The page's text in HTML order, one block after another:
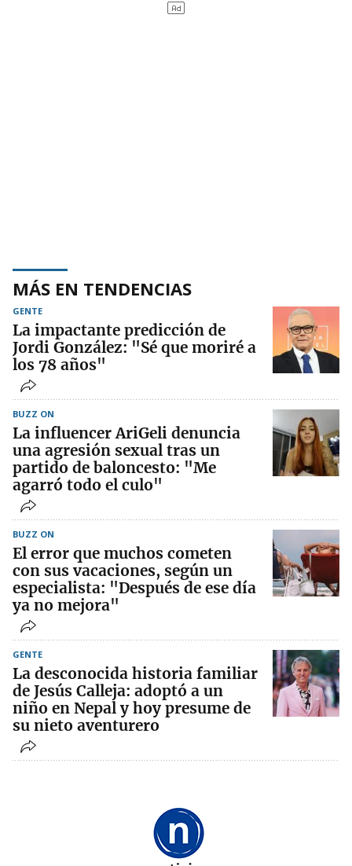
MÁS EN TENDENCIAS
GENTE
La impactante predicción de
Jordi González: "Sé que moriré a
los 78 años"
BUZZ ON
La influencer AriGeli denuncia
una agresión sexual tras un
partido de baloncesto: "Me
agarró todo el culo"
BUZZ ON
El error que muchos cometen
con sus vacaciones, según un
especialista: "Después de ese día
ya no mejora"
GENTE
La desconocida historia familiar
de Jesús Calleja: adoptó a un
niño en Nepal y hoy presume de
su nieto aventurero